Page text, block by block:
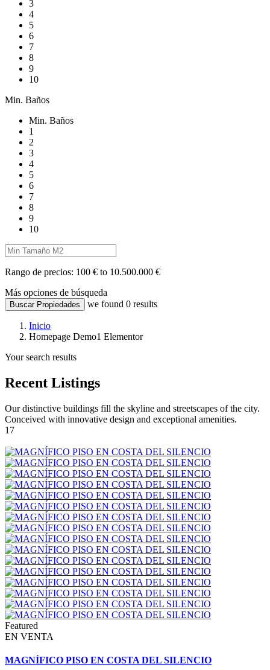
3
4
5
6
7
8
9
10
Min. Baños
Min. Baños
1
2
3
4
5
6
7
8
9
10
Rango de precios: 100 € to 10.500.000 €
Más opciones de búsqueda
Buscar Propiedades we found 0 results
Inicio
Homepage Demo1 Elementor
Your search results
Recent Listings
Our distinctive buildings fill the skyline and streetscapes of the city.
Conceived with innovative design and exceptional amenities.
17
Featured
EN VENTA
MAGNÍFICO PISO EN COSTA DEL SILENCIO